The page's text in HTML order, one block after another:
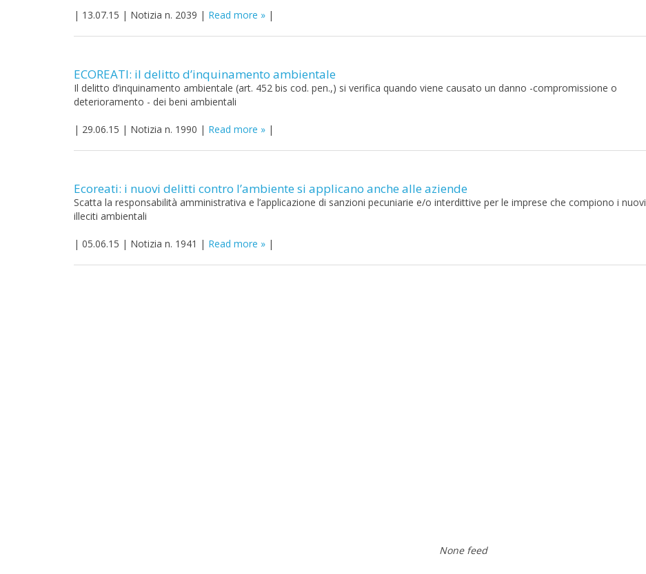
| 13.07.15 | Notizia n. 2039 | Read more |
ECOREATI: il delitto d’inquinamento ambientale
Il delitto d’inquinamento ambientale (art. 452 bis cod. pen.,) si verifica quando viene causato un danno -compromissione o
deterioramento - dei beni ambientali
| 29.06.15 | Notizia n. 1990 | Read more |
Ecoreati: i nuovi delitti contro l’ambiente si applicano anche alle aziende
Scatta la responsabilità amministrativa e l’applicazione di sanzioni pecuniarie e/o interdittive per le imprese che compiono i nuovi
illeciti ambientali
| 05.06.15 | Notizia n. 1941 | Read more |
None feed